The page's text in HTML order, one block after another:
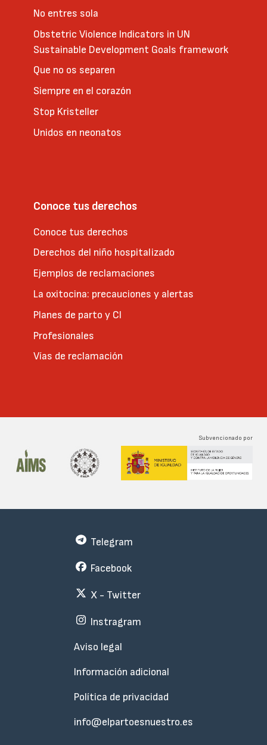
No entres sola
Obstetric Violence Indicators in UN
Sustainable Development Goals framework
Que no os separen
Siempre en el corazón
Stop Kristeller
Unidos en neonatos
Conoce tus derechos
Conoce tus derechos
Derechos del niño hospitalizado
Ejemplos de reclamaciones
La oxitocina: precauciones y alertas
Planes de parto y CI
Profesionales
Vías de reclamación
Subvencionado por
Subfooter
Telegram
Facebook
X - Twitter
Instragram
Aviso legal
Información adicional
Política de privacidad
info@elpartoesnuestro.es